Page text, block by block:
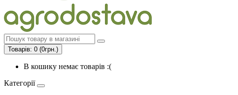
Товарів: 0 (0грн.)
В кошику немає товарів :(
Категорії